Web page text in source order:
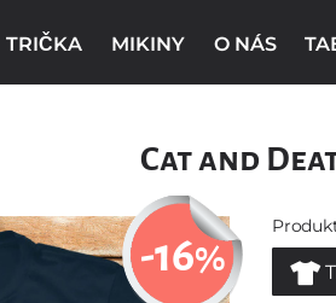
TRIČKA MIKINY O NÁS
Cat and
-16%